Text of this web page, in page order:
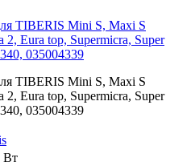
TIBERIS Mini S, Maxi S
Eura top, Supermicra, Super
035004339
TIBERIS Mini S, Maxi S
Eura top, Supermicra, Super
035004339
Вт